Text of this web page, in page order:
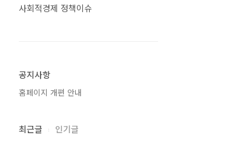
사회적경제 정책이슈
공지사항
홈페이지 개편 안내
최근글 인기글